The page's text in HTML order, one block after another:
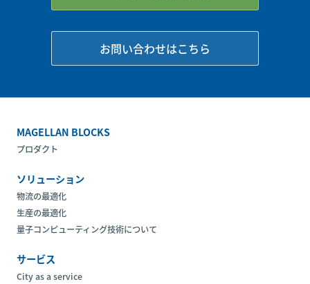
お問い合わせはこちら
MAGELLAN BLOCKS
プロダクト
ソリューション
物流の最適化
生産の最適化
量子コンピューティング技術について
サービス
City as a service